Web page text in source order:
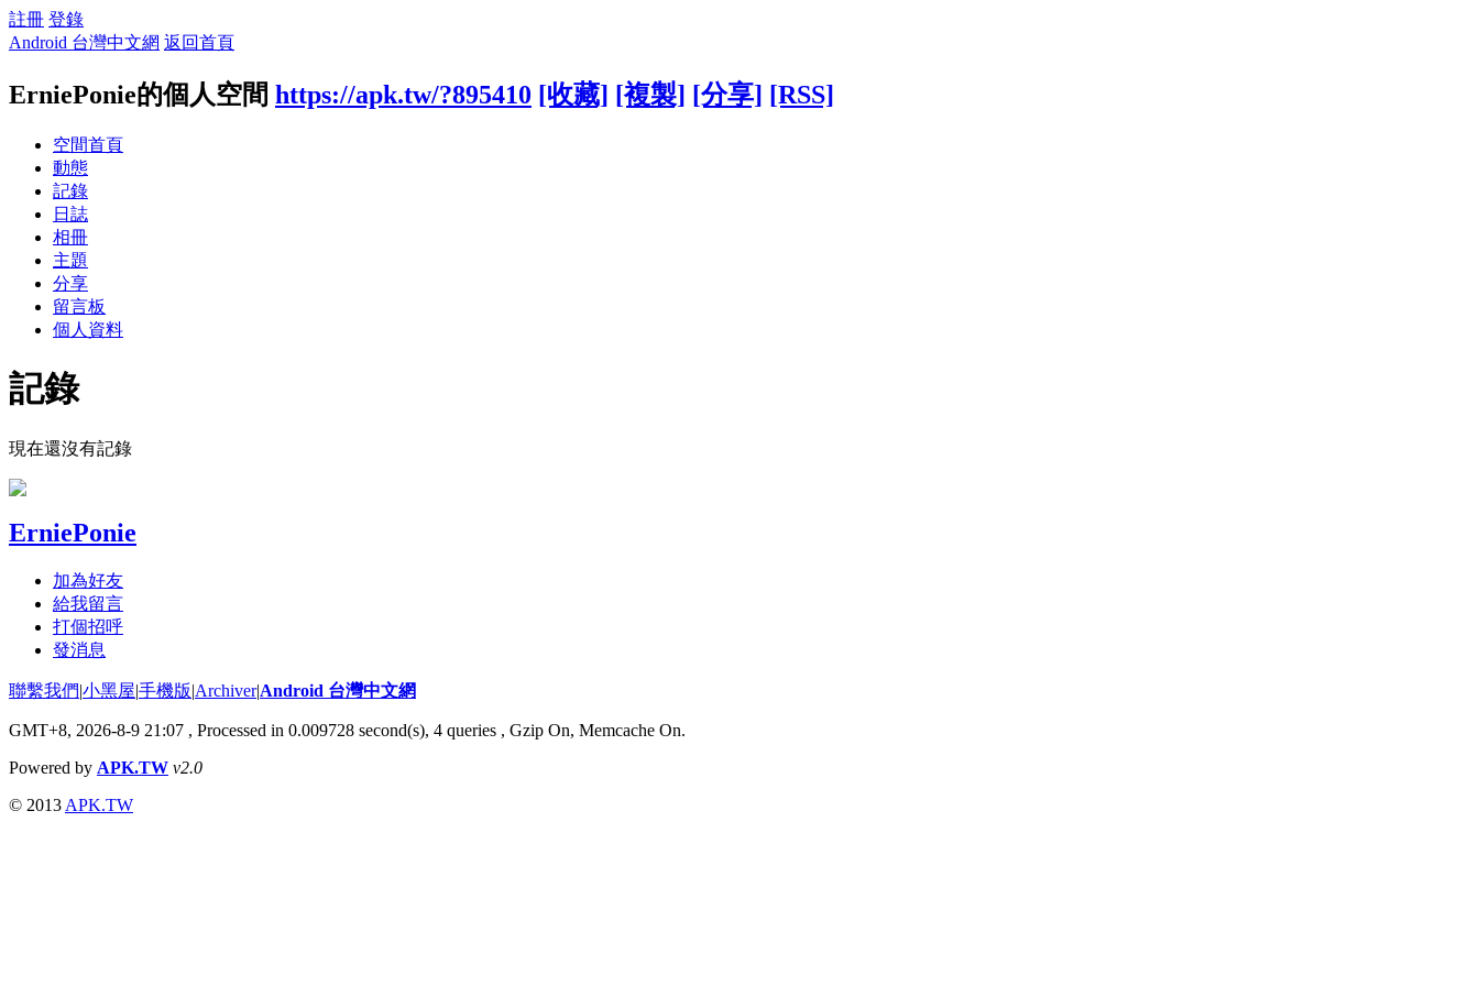
註冊 登錄
Android 台灣中文網 返回首頁
ErniePonie的個人空間 https://apk.tw/?895410 [收藏] [複製] [分享] [RSS]
空間首頁
動態
記錄
日誌
相冊
主題
分享
留言板
個人資料
記錄
現在還沒有記錄
ErniePonie
加為好友
給我留言
打個招呼
發消息
聯繫我們|小黑屋|手機版|Archiver|Android 台灣中文網
GMT+8, 2026-8-9 21:07 , Processed in 0.009728 second(s), 4 queries , Gzip On, Memcache On.
Powered by APK.TW v2.0
© 2013 APK.TW